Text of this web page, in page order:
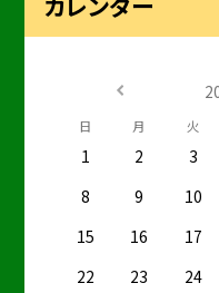
日 月 火
1 2 3
8
9 10
15
16 17
22
23 24